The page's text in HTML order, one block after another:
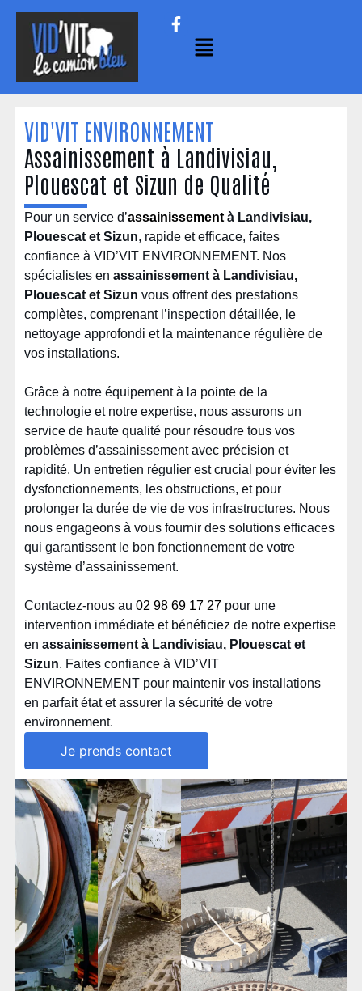
VID'VIT ENVIRONNEMENT
Assainissement à Landivisiau,
Plouescat et Sizun de Qualité
Pour un service d’assainissementà Landivisiau,
Plouescat et Sizun, rapide et efficace, faites
confiance à VID’VIT ENVIRONNEMENT. Nos
spécialistes enassainissement à Landivisiau,
Plouescat et Sizun vous offrent des prestations
complètes, comprenant l’inspection détaillée, le
nettoyage approfondi et la maintenance régulière de
vos installations.
Grâce à notre équipement à la pointe de la
technologie et notre expertise, nous assurons un
service de haute qualité pour résoudre tous vos
problèmes d’assainissement avec précision et
rapidité. Un entretien régulier est crucial pour éviter les
dysfonctionnements, les obstructions, et pour
prolonger la durée de vie de vos infrastructures. Nous
nous engageons à vous fournir des solutions efficaces
qui garantissent le bon fonctionnement de votre
système d’assainissement.
Contactez-nous au02 98 69 17 27 pour une
intervention immédiate et bénéficiez de notre expertise
enassainissement à Landivisiau, Plouescat et
Sizun. Faites confiance à VID’VIT
ENVIRONNEMENT pour maintenir vos installations
en parfait état et assurer la sécurité de votre
environnement.
Je prends contact